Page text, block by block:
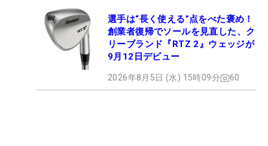
選手は“長く使える”点をべた褒め！
創業者復帰でソールを見直した、ク
リーブランド『RTZ 2』ウェッジが
9月12日デビュー
2026年8月5日 (水) 15時09分 60